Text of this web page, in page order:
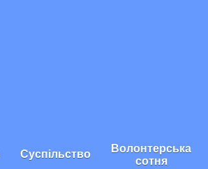
Суспільство Волонтерська
сотня